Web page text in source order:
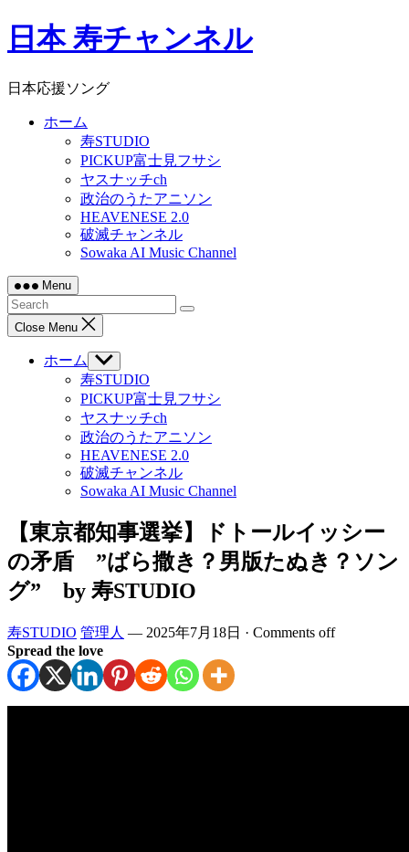
Skip
to日本 寿チャンネル
日本応援ソング
ホーム
寿STUDIO
PICKUP富士見フサシ
ヤスナッチch
政治のうたアニソン
HEAVENESE 2.0
破滅チャンネル
Sowaka AI Music Channel
Menu
Close Menu
ホーム
Show
sub
menu
寿STUDIO
PICKUP富士見フサシ
ヤスナッチch
政治のうたアニソン
HEAVENESE 2.0
破滅チャンネル
Sowaka AI Music Channel
【東京都知事選挙】ドトールイッシー
の矛盾 ”ばら撒き？男版たぬき？ソン
グ” by 寿STUDIO
寿STUDIO 管理人 — 2025年7月18日 · Comments off
Spread the love